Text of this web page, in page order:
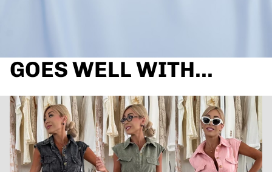
GOES WELL WITH...